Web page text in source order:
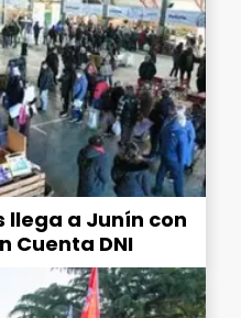
llega a Junín con
Cuenta DNI